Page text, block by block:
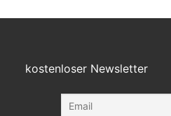
kostenloser Newsletter